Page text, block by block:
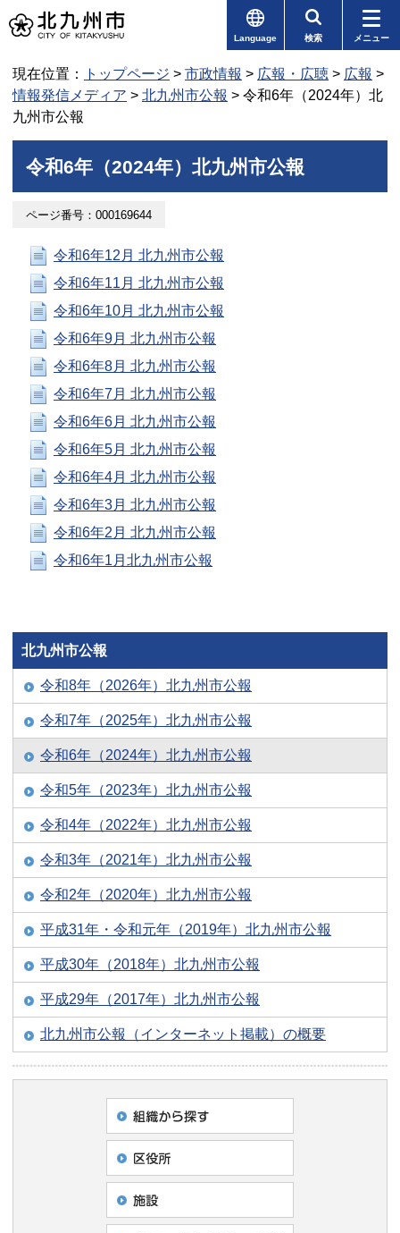
Language 検索 メニュー
現在位置： トップページ > 市政情報 > 広報・広聴 > 広報 >
情報発信メディア > 北九州市公報 > 令和6年（2024年）北
九州市公報
令和6年（2024年）北九州市公報
ページ番号：000169644
令和6年12月 北九州市公報
令和6年11月 北九州市公報
令和6年10月 北九州市公報
令和6年9月 北九州市公報
令和6年8月 北九州市公報
令和6年7月 北九州市公報
令和6年6月 北九州市公報
令和6年5月 北九州市公報
令和6年4月 北九州市公報
令和6年3月 北九州市公報
令和6年2月 北九州市公報
令和6年1月北九州市公報
北九州市公報
令和8年（2026年）北九州市公報
令和7年（2025年）北九州市公報
令和6年（2024年）北九州市公報
令和5年（2023年）北九州市公報
令和4年（2022年）北九州市公報
令和3年（2021年）北九州市公報
令和2年（2020年）北九州市公報
平成31年・令和元年（2019年）北九州市公報
平成30年（2018年）北九州市公報
平成29年（2017年）北九州市公報
北九州市公報（インターネット掲載）の概要